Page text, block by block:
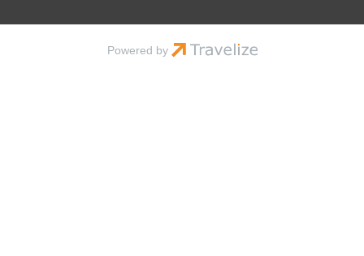
Powered by